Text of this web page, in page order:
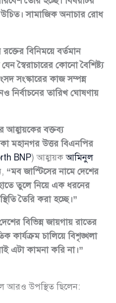
সামাজিক অনাচার রোধ
বিনিময়ে বর্তমান
স্বৈরাচারের কোনো বৈশিষ্ট্য
সংস্কারের কাজ সম্পন্ন
নির্বাচনের তারিখ ঘোষণায়
আহ্বায়কের বক্তব্য
মহানগর উত্তর বিএনপির
BNP) আহ্বায়কআমিনুল
“মব জাস্টিসের নামে দেশের
তুলে নিয়ে এক ধরনের
তৈরি করা হচ্ছে।”
বিভিন্ন জায়গায় রাতের
কার্যক্রম চালিয়ে বিশৃঙ্খলা
এটা কামনা করি না।”
আরও উপস্থিত ছিলেন: